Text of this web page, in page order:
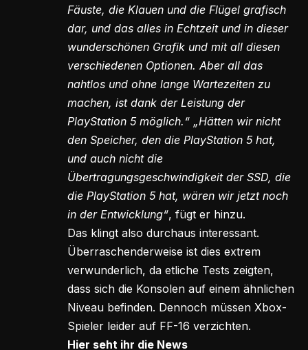
Fäuste, die Klauen und die Flügel grafisch
dar, und das alles in Echtzeit und in dieser
wunderschönen Grafik und mit all diesen
verschiedenen Optionen. Aber all das
nahtlos und ohne lange Wartezeiten zu
machen, ist dank der Leistung der
PlayStation 5 möglich.“ „Hätten wir nicht
den Speicher, den die PlayStation 5 hat,
und auch nicht die
Übertragungsgeschwindigkeit der SSD, die
die PlayStation 5 hat, wären wir jetzt noch
in der Entwicklung“, fügt er hinzu.
Das klingt also durchaus interessant.
Überraschenderweise ist dies extrem
verwunderlich, da etliche Tests zeigten,
dass sich die Konsolen auf einem ähnlichen
Niveau befinden. Dennoch müssen Xbox-
Spieler leider auf FF-16 verzichten.
Hier seht ihr die News